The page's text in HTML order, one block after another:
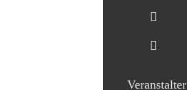
Veranstalter